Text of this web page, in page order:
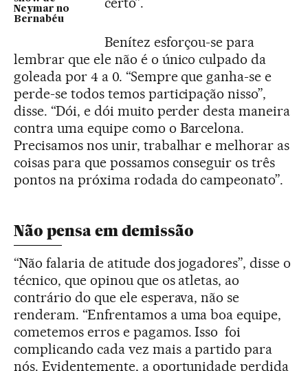
Neymar no
Bernabéu
Benítez esforçou-se para
lembrar que ele não é o único culpado da
goleada por 4 a 0. “Sempre que ganha-se e
perde-se todos temos participação nisso”,
disse. “Dói, e dói muito perder desta maneira
contra uma equipe como o Barcelona.
Precisamos nos unir, trabalhar e melhorar as
coisas para que possamos conseguir os três
pontos na próxima rodada do campeonato”.
Não pensa em demissão
“Não falaria de atitude dos jogadores”, disse o
técnico, que opinou que os atletas, ao
contrário do que ele esperava, não se
renderam. “Enfrentamos a uma boa equipe,
cometemos erros e pagamos. Isso foi
complicando cada vez mais a partido para
nós. Evidentemente, a oportunidade perdida